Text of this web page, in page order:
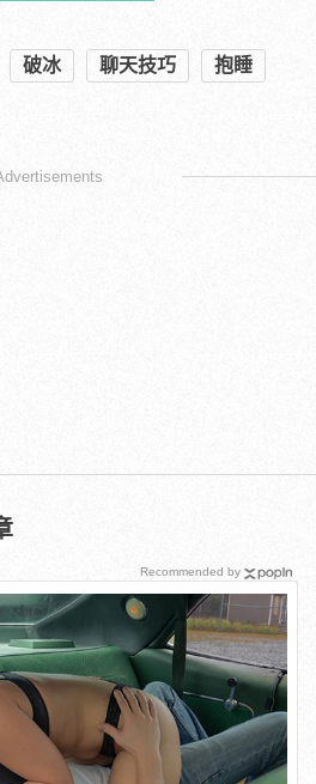
破冰 聊天技巧 抱睡
Recommended by